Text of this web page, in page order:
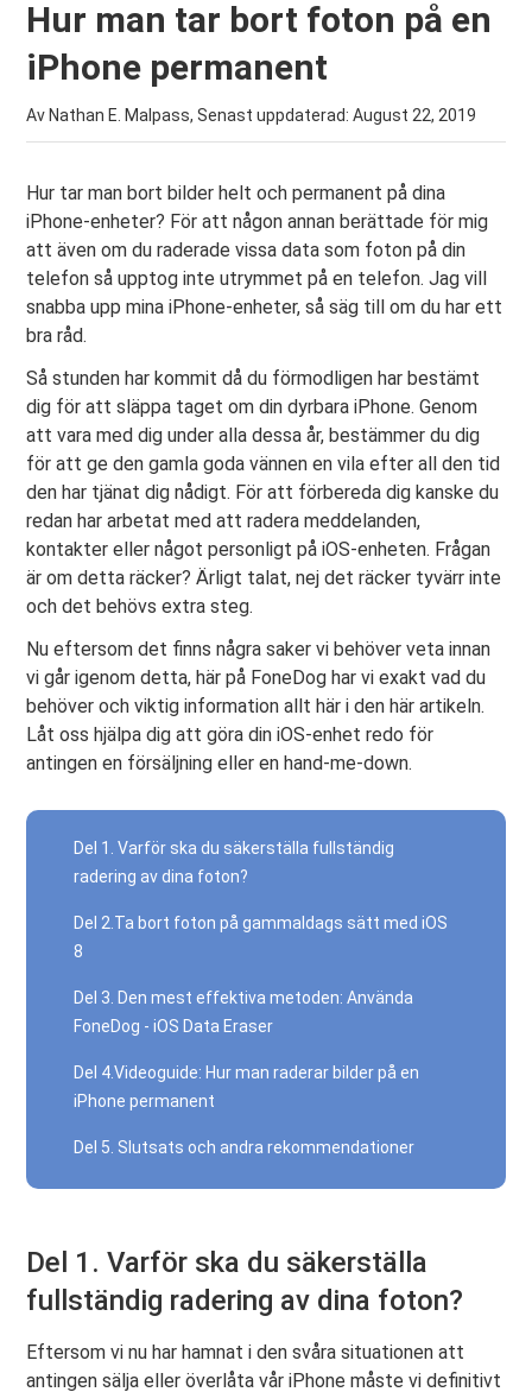
Hur man tar bort foton på en
iPhone permanent
Av Nathan E. Malpass, Senast uppdaterad:August 22, 2019
Hur tar man bort bilder helt och permanent på dina
iPhone-enheter? För att någon annan berättade för mig
att även om du raderade vissa data som foton på din
telefon så upptog inte utrymmet på en telefon. Jag vill
snabba upp mina iPhone-enheter, så säg till om du har ett
bra råd.
Så stunden har kommit då du förmodligen har bestämt
dig för att släppa taget om din dyrbara iPhone. Genom
att vara med dig under alla dessa år, bestämmer du dig
för att ge den gamla goda vännen en vila efter all den tid
den har tjänat dig nådigt. För att förbereda dig kanske du
redan har arbetat med att radera meddelanden,
kontakter eller något personligt på iOS-enheten. Frågan
är om detta räcker? Ärligt talat, nej det räcker tyvärr inte
och det behövs extra steg.
Nu eftersom det finns några saker vi behöver veta innan
vi går igenom detta, här på FoneDog har vi exakt vad du
behöver och viktig information allt här i den här artikeln.
Låt oss hjälpa dig att göra din iOS-enhet redo för
antingen en försäljning eller en hand-me-down.
Del 1. Varför ska du säkerställa fullständig
radering av dina foton?
Del 2.Ta bort foton på gammaldags sätt med iOS
8
Del 3. Den mest effektiva metoden: Använda
FoneDog - iOS Data Eraser
Del 4.Videoguide: Hur man raderar bilder på en
iPhone permanent
Del 5. Slutsats och andra rekommendationer
Del 1. Varför ska du säkerställa
fullständig radering av dina foton?
Eftersom vi nu har hamnat i den svåra situationen att
antingen sälja eller överlåta vår iPhone måste vi definitivt